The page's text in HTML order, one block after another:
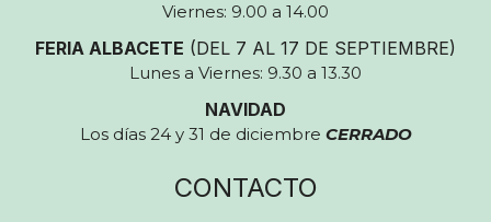
Viernes: 9.00 a 14.00
FERIA ALBACETE (DEL 7 AL 17 DE SEPTIEMBRE)
Lunes a Viernes: 9.30 a 13.30
NAVIDAD
Los días 24 y 31 de diciembre CERRADO
CONTACTO